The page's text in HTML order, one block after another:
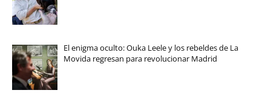
El enigma oculto: Ouka Leele y los rebeldes de La
Movida regresan para revolucionar Madrid